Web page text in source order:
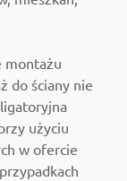
montażu
do ściany nie
użyciu
w ofercie